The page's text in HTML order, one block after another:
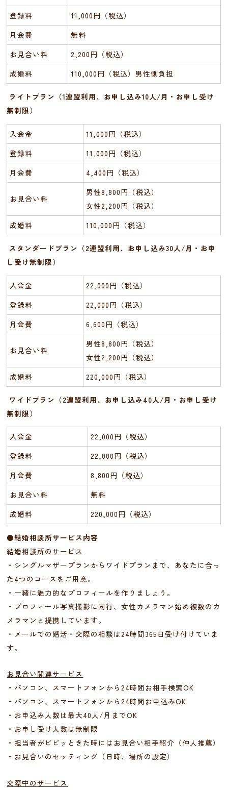
登録料
11,000円（税込）
月会費
無料
お見合い料
2,200円（税込）
成婚料
110,000円（税込）男性側負担
ライトプラン（1連盟利用、お申し込み10人/月・お申し受け
無制限）
入会金
11,000円（税込）
登録料
11,000円（税込）
月会費
4,400円（税込）
お見合い料
男性8,800円（税込）
女性2,200円（税込）
成婚料
110,000円（税込）
スタンダードプラン（2連盟利用、お申し込み30人/月・お申
し受け無制限）
入会金
22,000円（税込）
登録料
22,000円（税込）
月会費
6,600円（税込）
お見合い料
男性8,800円（税込）
女性2,200円（税込）
成婚料
220,000円（税込）
ワイドプラン（2連盟利用、お申し込み40人/月・お申し受け
無制限）
入会金
22,000円（税込）
登録料
22,000円（税込）
月会費
8,800円（税込）
お見合い料
無料
成婚料
220,000円（税込）
●結婚相談所サービス内容
結婚相談所のサービス
・シングルマザープランからワイドプランまで、あなたに合っ
た4つのコースをご用意。
・一緒に魅力的なプロフィールを作りましょう。
・プロフィール写真撮影に同行、女性カメラマン始め複数のカ
メラマンと提携しています。
・メールでの婚活・交際の相談は24時間365日受け付けていま
す。
お見合い関連サービス
・パソコン、スマートフォンから24時間お相手検索OK
・パソコン、スマートフォンから24時間お申込みOK
・お申込み人数は最大40人/月までOK
・お申し受け人数は無制限
・担当者がビビッときた時にはお見合い相手紹介（仲人推薦）
・お見合いのセッティング（日時、場所の設定）
交際中のサービス